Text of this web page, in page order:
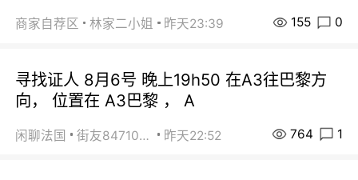
商家自荐区 林家二小姐 昨天23:39 155 0
寻找证人 8月6号 晚上19h50 在A3往巴黎方
向， 位置在 A3巴黎 ， A
闲聊法国 街友84710671 昨天22:52 764 1